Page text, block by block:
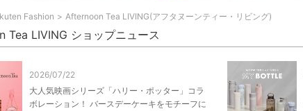
Fashion Afternoon Tea LIVING(アフタヌーンティー・リビング)
Tea LIVING ショップニュース
2026/07/22
大人気映画シリーズ「ハリー・ポッター」コラ
ボレーション！ バースデーケーキをモチーフに